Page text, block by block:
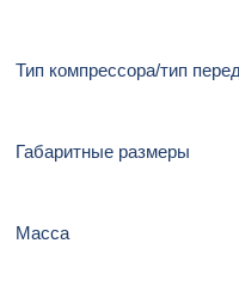
Тип компрессора/тип
Габаритные размеры
Масса